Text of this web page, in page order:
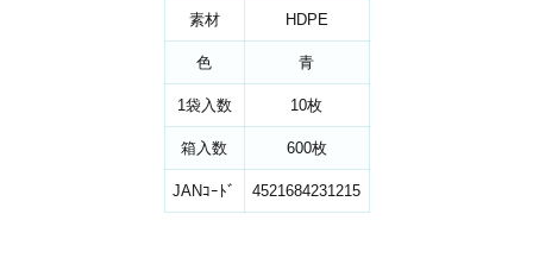
素材 HDPE
色 青
1袋入数 10枚
箱入数 600枚
JANｺｰﾄﾞ 4521684231215